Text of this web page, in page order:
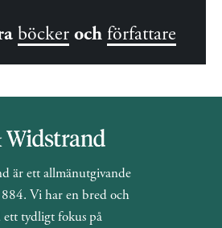
böcker och författare
är ett allmänutgivande
Vi har en bred och
tydligt fokus på